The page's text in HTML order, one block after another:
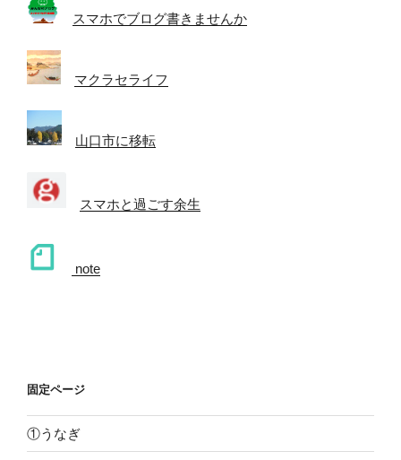
スマホでブログ書きませんか
マクラセライフ
山口市に移転
スマホと過ごす余生
note
固定ページ
①うなぎ